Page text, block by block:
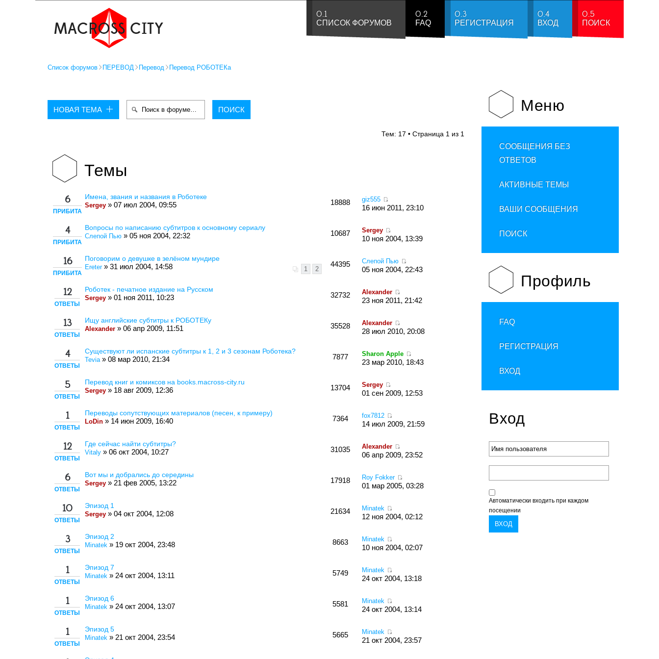
0.1
СПИСОК ФОРУМОВ
0.2
FAQ
0.3
РЕГИСТРАЦИЯ
0.4
ВХОД
0.5
ПОИСК
Список форумов ПЕРЕВОД Перевод Перевод РОБОТЕКа
НОВАЯ ТЕМА
Тем: 17 • Страница 1 из 1
Темы
6
ПРИБИТА
Имена, звания и названия в Роботеке
Sergey » 07 июл 2004, 09:55 18888 giz555
16 июн 2011, 23:10
4
ПРИБИТА
Вопросы по написанию субтитров к основному сериалу
Слепой Пью » 05 ноя 2004, 22:32 10687 Sergey
10 ноя 2004, 13:39
16
ПРИБИТА
Поговорим о девушке в зелёном мундире
1 2
Ereter» 31 июл 2004, 14:58 44395 Слепой Пью
05 ноя 2004, 22:43
12
ОТВЕТЫ
Роботек - печатное издание на Русском
Sergey » 01 ноя 2011, 10:23 32732 Alexander
23 ноя 2011, 21:42
13
ОТВЕТЫ
Ищу английские субтитры к РОБОТЕКу
Alexander » 06 апр 2009, 11:51 35528 Alexander
28 июл 2010, 20:08
4
ОТВЕТЫ
Существуют ли испанские субтитры к 1, 2 и 3 сезонам Роботека?
Tevia » 08 мар 2010, 21:34 7877 Sharon Apple
23 мар 2010, 18:43
5
ОТВЕТЫ
Перевод книг и комиксов на books.macross-city.ru
Sergey » 18 авг 2009, 12:36 13704 Sergey
01 сен 2009, 12:53
1
ОТВЕТЫ
Переводы сопутствующих материалов (песен, к примеру)
LoDin » 14 июн 2009, 16:40 7364 fox7812
14 июл 2009, 21:59
12
ОТВЕТЫ
Где сейчас найти субтитры?
Vitaly » 06 окт 2004, 10:27 31035 Alexander
06 апр 2009, 23:52
6
ОТВЕТЫ
Вот мы и добрались до середины
Sergey » 21 фев 2005, 13:22 17918 Roy Fokker
01 мар 2005, 03:28
10
ОТВЕТЫ
Эпизод 1
Sergey » 04 окт 2004, 12:08 21634 Minatek
12 ноя 2004, 02:12
3
ОТВЕТЫ
Эпизод 2
Minatek » 19 окт 2004, 23:48 8663 Minatek
10 ноя 2004, 02:07
1
ОТВЕТЫ
Эпизод 7
Minatek » 24 окт 2004, 13:11 5749 Minatek
24 окт 2004, 13:18
1
ОТВЕТЫ
Эпизод 6
Minatek » 24 окт 2004, 13:07 5581 Minatek
24 окт 2004, 13:14
1
ОТВЕТЫ
Эпизод 5
Minatek » 21 окт 2004, 23:54 5665 Minatek
21 окт 2004, 23:57
Меню
СООБЩЕНИЯ БЕЗ
ОТВЕТОВ
АКТИВНЫЕ ТЕМЫ
ВАШИ СООБЩЕНИЯ
ПОИСК
Профиль
FAQ
РЕГИСТРАЦИЯ
ВХОД
Вход
Автоматически входить при каждом
посещении